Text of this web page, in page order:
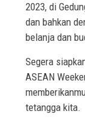
2023, di
dan bahkan
belanja dan
Segera
ASEAN
tetangga kita.